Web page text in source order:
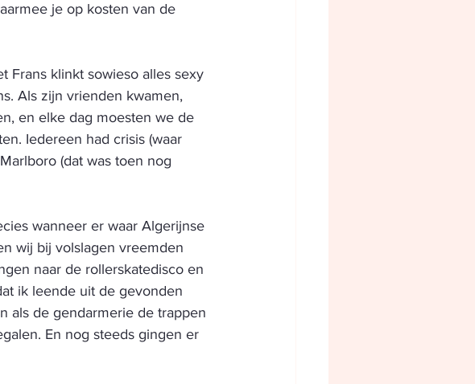
je op kosten van de
Frans klinkt sowieso alles sexy
Als zijn vrienden kwamen,
en elke dag moesten we de
Iedereen had crisis (waar
(dat was toen nog
wanneer er waar Algerijnse
wij bij volslagen vreemden
naar de rollerskatedisco en
ik leende uit de gevonden
als de gendarmerie de trappen
En nog steeds gingen er